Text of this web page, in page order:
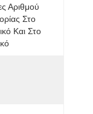
Αριθμού
Στο
Και Στο